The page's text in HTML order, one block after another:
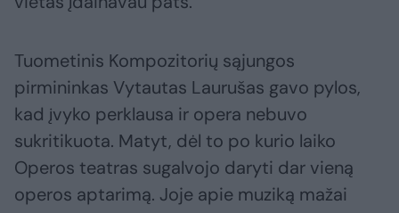
Tuometinis Kompozitorių sąjungos
pirmininkas Vytautas Laurušas gavo pylos,
kad įvyko perklausa ir opera nebuvo
sukritikuota. Matyt, dėl to po kurio laiko
Operos teatras sugalvojo daryti dar vieną
operos aptarimą. Joje apie muziką mažai